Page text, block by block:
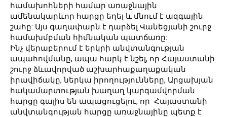
համախոհների համար առաջնային
ամենակարևոր հարցը եղել և մնում է ազգային
շահը: Այս գաղափարն է դարձել Վանեցյանի շուրջ
համախմբման հիմնական պատճառը:
Ինչ վերաբերում է երկրի անվտանգության
ապահովմանը, ապա հարկ է նշել, որ Հայաստանի
շուրջ ձևավորված աշխարհաքաղաքական
իրավիճակը, ներկա իրողությունները, Արցախյան
հակամարտության խաղաղ կարգամվորման
հարցը գալիս են ապացուցելու, որ Հայաստանի
անվտանգության հարցը առաջնայինը պետք է